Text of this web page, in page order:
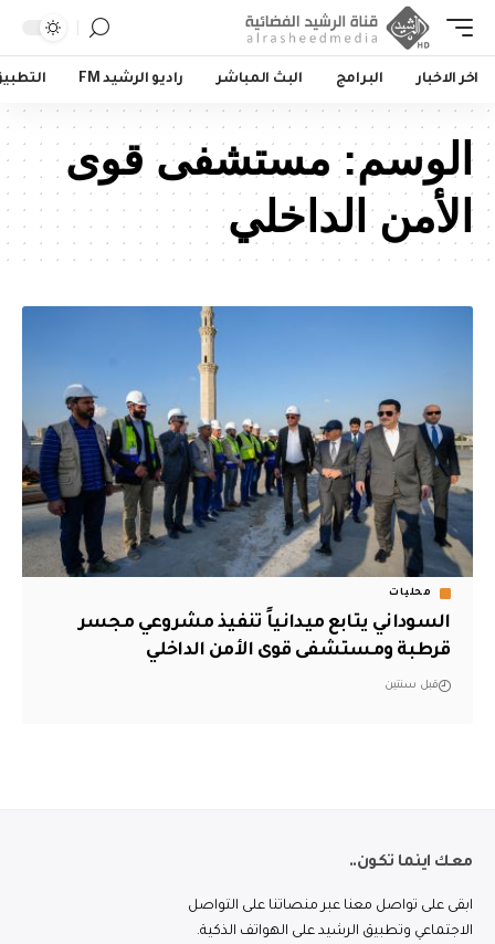
اخر الاخبار البرامج البث المباشر راديو الرشيد FM
الوسم:مستشفى قوى
الأمن الداخلي
محليات
السوداني يتابع ميدانياً تنفيذ مشروعي مجسر
قرطبة ومستشفى قوى الأمن الداخلي
قبل سنتين
معك اينما تكون..
ابقى على تواصل معنا عبر منصاتنا على التواصل
الاجتماعي وتطبيق الرشيد على الهواتف الذكية.